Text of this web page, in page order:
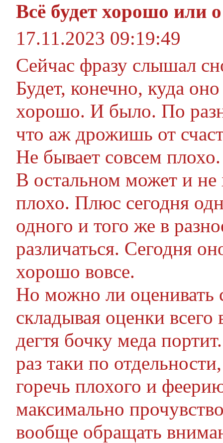
Всё будет хорошо или
17.11.2023 09:19:49
Сейчас фразу слышал
Будет, конечно, куда
хорошо. И было. По
что аж дрожишь от
Не бывает совсем
В остальном может и
плохо. Плюс сегодня
одного и того же в
различаться. Сегодня
хорошо вовсе.
Но можно ли оценивать
складывая оценки
дегтя бочку меда
раз таки по
горечь плохого и
максимально
вообще обращать